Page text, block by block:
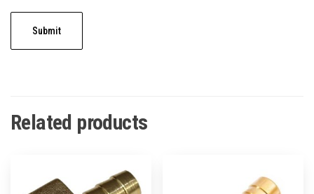
Related products